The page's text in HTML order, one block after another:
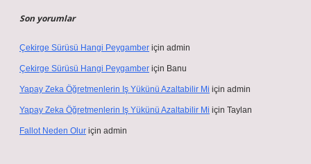
Son yorumlar
Çekirge Sürüsü Hangi Peygamber için admin
Çekirge Sürüsü Hangi Peygamber için Banu
Yapay Zeka Öğretmenlerin Iş Yükünü Azaltabilir Mi için admin
Yapay Zeka Öğretmenlerin Iş Yükünü Azaltabilir Mi için Taylan
Fallot Neden Olur için admin